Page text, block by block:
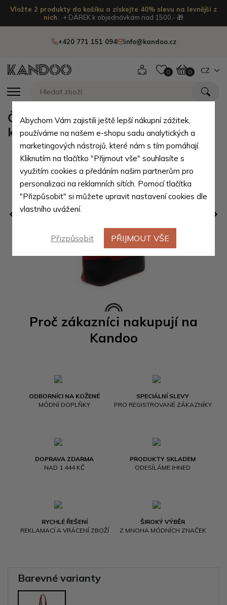
Vložte 2 produkty do košíku a získejte 40% slevu na levnější z
nich.
+ DÁREK k objednávkám nad 1500,- 🎁
+420 771 151 094 info@kandoo.cz
0 0 CZ
Proč zákazníci nakupují na
Kandoo
ODBORNÍCI NA KOŽENÉ
MÓDNÍ DOPLŇKY
SPECIÁLNÍ SLEVY
PRO REGISTROVANÉ ZÁKAZNÍKY
DOPRAVA ZDARMA
NAD 1 444 KČ
PRODUKTY SKLADEM
ODESÍLÁME IHNED
RYCHLÉ ŘEŠENÍ
REKLAMACÍ A VRÁCENÍ ZBOŽÍ
ŠIROKÝ VÝBĚR
Z MNOHA MÓDNÍCH ZNAČEK
Červená barevná dámská zipová
kabelka Urmas
Barevné varianty
Abychom Vám zajistili ještě lepší nákupní zážitek,
používáme na našem e-shopu sadu analytických a
marketingových nástrojů, které nám s tím pomáhají.
Kliknutím na tlačítko "Přijmout vše" souhlasíte s
využitím cookies a předáním našim partnerům pro
personalizaci na reklamních sítích. Pomocí tlačítka
"Přizpůsobit" si můžete upravit nastavení cookies dle
vlastního uvážení.
Přizpůsobit PŘIJMOUT VŠE